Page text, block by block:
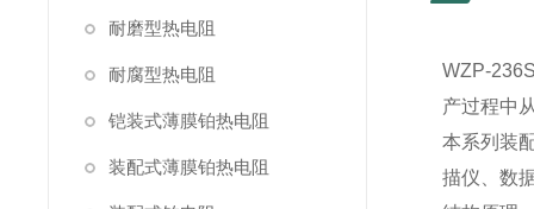
耐磨型热电阻
耐腐型热电阻
铠装式薄膜铂热电阻
装配式薄膜铂热电阻
WZP-
产过程中
本系列装
描仪、数